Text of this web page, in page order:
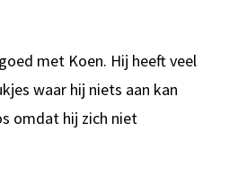
met Koen. Hij heeft veel
waar hij niets aan kan
omdat hij zich niet